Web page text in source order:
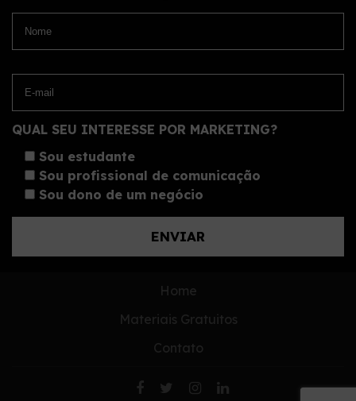
QUAL SEU INTERESSE POR MARKETING?
Sou estudante
Sou profissional de comunicação
Sou dono de um negócio
Home
Materiais Gratuitos
Contato